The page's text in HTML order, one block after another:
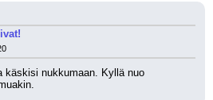
käskisi nukkumaan. Kyllä nuo